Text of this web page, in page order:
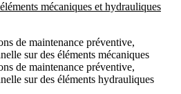
mécaniques et hydrauliques
de maintenance préventive,
sur des éléments mécaniques
de maintenance préventive,
sur des éléments hydrauliques